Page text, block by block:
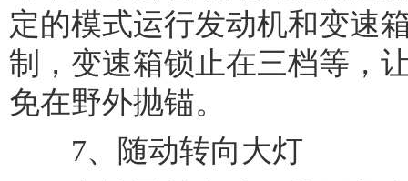
定的模式运行发动机和变速
制，变速箱锁止在三档等，
免在野外抛锚。
7、随动转向大灯